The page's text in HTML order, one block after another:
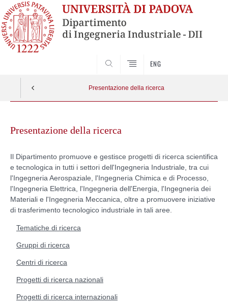
ENG
Presentazione della ricerca
contentPresentazione della ricerca
Il Dipartimento promuove e gestisce progetti di ricerca scientifica
e tecnologica in tutti i settori dell'Ingegneria Industriale, tra cui
l'Ingegneria Aerospaziale, l'Ingegneria Chimica e di Processo,
l'Ingegneria Elettrica, l'Ingegneria dell'Energia, l'Ingegneria dei
Materiali e l'Ingegneria Meccanica, oltre a promuovere iniziative
di trasferimento tecnologico industriale in tali aree.
Tematiche di ricerca
Gruppi di ricerca
Centri di ricerca
Progetti di ricerca nazionali
Progetti di ricerca internazionali